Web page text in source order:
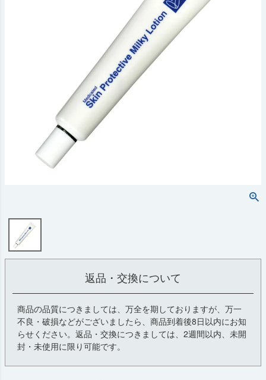
返品・交換について
商品の品質につきましては、万全を期しておりますが、万一
不良・破損などがございましたら、商品到着後8日以内にお知
らせください。返品・交換につきましては、2週間以内、未開
封・未使用に限り可能です。